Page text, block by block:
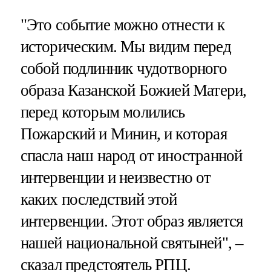
"Это событие можно отнести к
историческим. Мы видим перед
собой подлинник чудотворного
образа Казанской Божией Матери,
перед которым молились
Пожарский и Минин, и которая
спасла наш народ от иностранной
интервенции и неизвестно от
каких последствий этой
интервенции. Этот образ является
нашей национальной святыней", –
сказал предстоятель РПЦ.